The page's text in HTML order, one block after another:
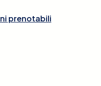
prenotabili